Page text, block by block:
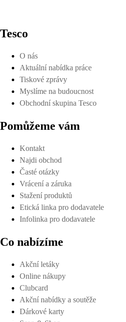
Tesco
O nás
Aktuální nabídka práce
Tiskové zprávy
Myslíme na budoucnost
Obchodní skupina Tesco
Pomůžeme vám
Kontakt
Najdi obchod
Časté otázky
Vrácení a záruka
Stažení produktů
Etická linka pro dodavatele
Infolinka pro dodavatele
Co nabízíme
Akční letáky
Online nákupy
Clubcard
Akční nabídky a soutěže
Dárkové karty